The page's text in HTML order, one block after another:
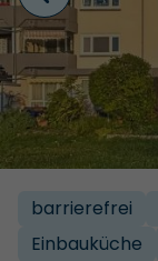
barrierefrei
Einbauküche